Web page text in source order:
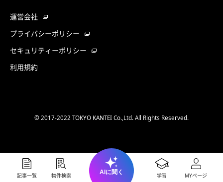
記事一覧 物件検索 MYページ
学習
AIに聞く
運営会社
プライバシーポリシー
セキュリティーポリシー
利用規約
© 2017-2022 TOKYO KANTEI Co.,Ltd. All Rights Reserved.